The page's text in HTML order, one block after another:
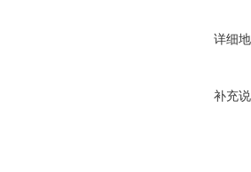
详细
补充